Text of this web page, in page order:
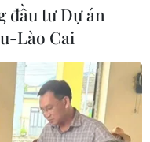
đầu tư Dự án
Lào Cai